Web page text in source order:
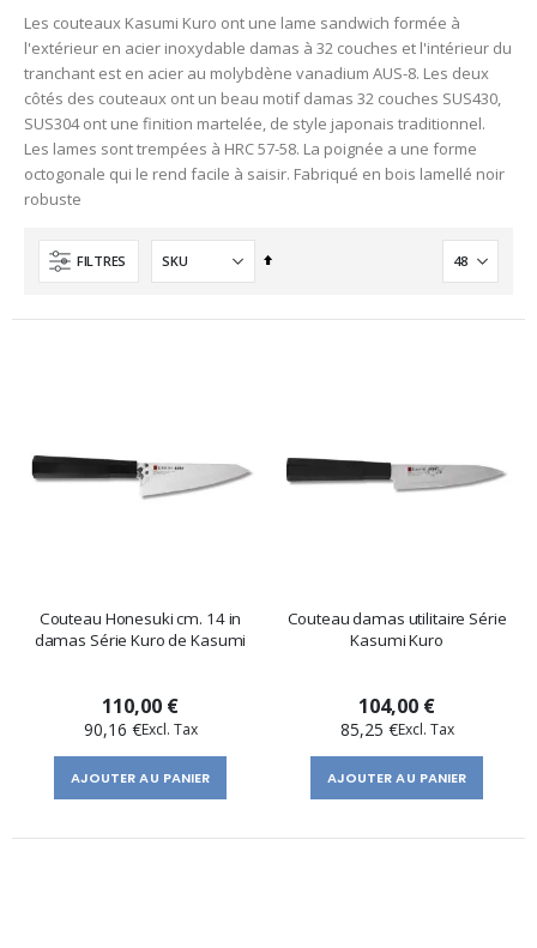
Les couteaux Kasumi Kuro ont une lame sandwich formée à
l'extérieur en acier inoxydable damas à 32 couches et l'intérieur du
tranchant est en acier au molybdène vanadium AUS-8. Les deux
côtés des couteaux ont un beau motif damas 32 couches SUS430,
SUS304 ont une finition martelée, de style japonais traditionnel.
Les lames sont trempées à HRC 57-58. La poignée a une forme
octogonale qui le rend facile à saisir. Fabriqué en bois lamellé noir
robuste
FILTRES
Ordre
Couteau Honesuki cm. 14 in
damas Série Kuro de Kasumi
110,00 €
90,16 €
AJOUTER AU PANIER
Couteau damas utilitaire Série
Kasumi Kuro
104,00 €
85,25 €
AJOUTER AU PANIER